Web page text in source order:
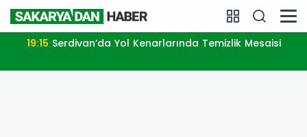
19:15 Serdivan’da Yol Kenarlarında Temizlik Mesaisi